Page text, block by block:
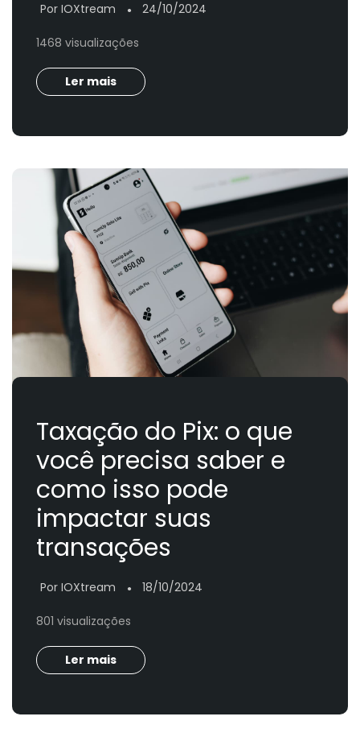
Por IOXtream ● 24/10/2024
1468 visualizações
Ler mais
Taxação do Pix: o que
você precisa saber e
como isso pode
impactar suas
transações
Por IOXtream ● 18/10/2024
801 visualizações
Ler mais